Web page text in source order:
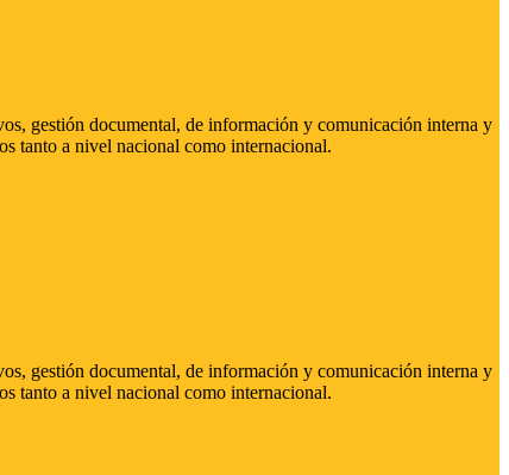
gestión documental, de información y comunicación interna y
tanto a nivel nacional como internacional.
gestión documental, de información y comunicación interna y
tanto a nivel nacional como internacional.